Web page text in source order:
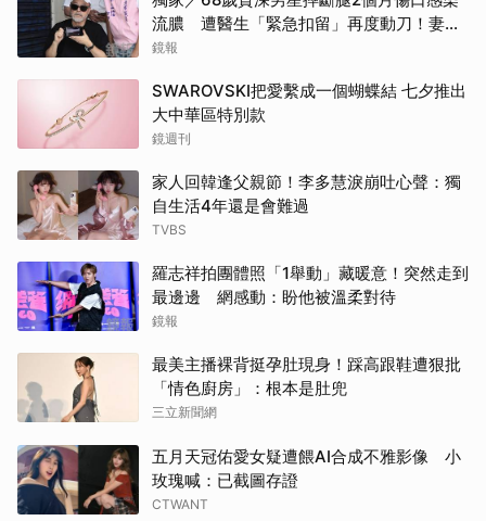
流膿 遭醫生「緊急扣留」再度動刀！妻心
力交瘁曝現況
鏡報
SWAROVSKI把愛繫成一個蝴蝶結 七夕推出
大中華區特別款
鏡週刊
家人回韓逢父親節！李多慧淚崩吐心聲：獨
自生活4年還是會難過
TVBS
羅志祥拍團體照「1舉動」藏暖意！突然走到
最邊邊 網感動：盼他被溫柔對待
鏡報
最美主播裸背挺孕肚現身！踩高跟鞋遭狠批
「情色廚房」：根本是肚兜
三立新聞網
五月天冠佑愛女疑遭餵AI合成不雅影像 小
玫瑰喊：已截圖存證
CTWANT